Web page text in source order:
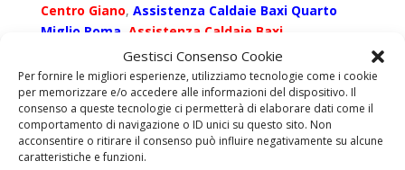
Gestisci Consenso Cookie
Per fornire le migliori esperienze, utilizziamo tecnologie come i cookie
per memorizzare e/o accedere alle informazioni del dispositivo. Il
consenso a queste tecnologie ci permetterà di elaborare dati come il
comportamento di navigazione o ID unici su questo sito. Non
acconsentire o ritirare il consenso può influire negativamente su alcune
caratteristiche e funzioni.
Centro Giano, Assistenza Caldaie Baxi Quarto
Miglio Roma Assistenza Caldaie Baxi
,Assistenza Caldaie Baxi
Alessandrino,Assistenza Caldaie Baxi Caffarella,
Assistenza Caldaie Baxi Magliana, Assistenza
Caldaie Baxi Tor Carbone,Assistenza Caldaie
Baxi Acqua Acetosa Ostiense,Assistenza Caldaie
Baxi Mostacciano